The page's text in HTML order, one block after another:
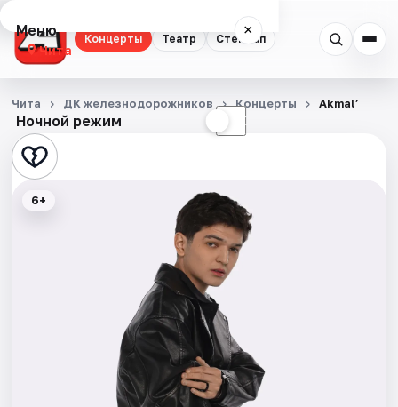
Концерты Театр Стендап
Меню ×
Чита
Концерты
Театр
Стендап
Ночной режим ☾
Чита ДК железнодорожников Концерты Akmal’
6+